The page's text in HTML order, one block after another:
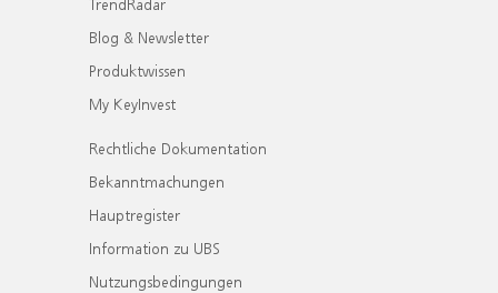
Blog & Newsletter
Produktwissen
My KeyInvest
Rechtliche Dokumentation
Bekanntmachungen
Hauptregister
Information zu UBS
Nutzungsbedingungen